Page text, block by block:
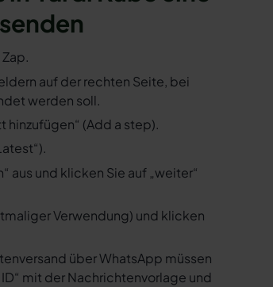
auf der rechten Seite, bei
werden soll.
hinzufügen“ (Add a step).
aus und klicken Sie auf „weiter“
Verwendung) und klicken
über WhatsApp müssen
mit der Nachrichtenvorlage und